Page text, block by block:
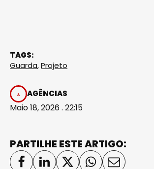
TAGS:
Guarda,Projeto
AGÊNCIAS
Maio 18, 2026 . 22:15
PARTILHE ESTE ARTIGO: